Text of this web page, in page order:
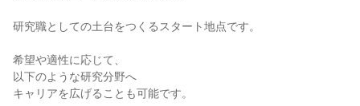
研究職としての土台をつくるスタート地点です。
希望や適性に応じて、
以下のような研究分野へ
キャリアを広げることも可能です。